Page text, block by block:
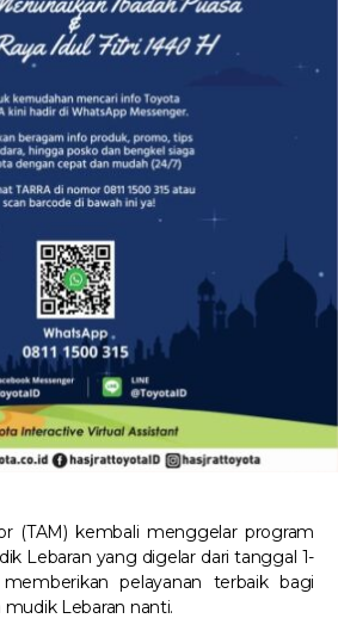
(TAM) kembali menggelar program
Lebaran yang digelar dari tanggal 1-
pelayanan terbaik bagi
Lebaran nanti.